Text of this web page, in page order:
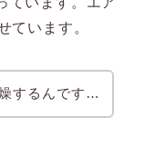
ています。
するんです…